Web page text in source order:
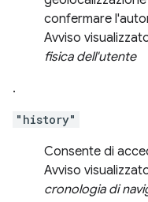
confermare
Avviso
fisica dell'utente
.
"history"
Consente di
Avviso
cronologia di